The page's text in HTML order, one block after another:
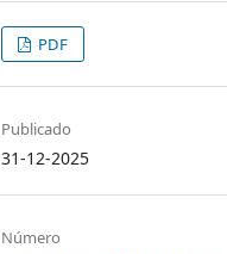
PDF
Publicado
31-12-2025
Número